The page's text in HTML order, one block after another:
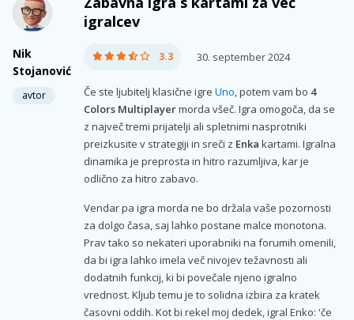
Nik
Stojanović
avtor
igralcev
3.3 30. september 2024
Če ste ljubitelj klasične igre Uno, potem vam bo 4
Colors Multiplayermorda všeč. Igra omogoča, da se
z največ tremi prijatelji ali spletnimi nasprotniki
preizkusite v strategiji in sreči z Enka kartami. Igralna
dinamika je preprosta in hitro razumljiva, kar je
odlično za hitro zabavo.
Vendar pa igra morda ne bo držala vaše pozornosti
za dolgo časa, saj lahko postane malce monotona.
Prav tako so nekateri uporabniki na forumih omenili,
da bi igra lahko imela več nivojev težavnosti ali
dodatnih funkcij, ki bi povečale njeno igralno
vrednost. Kljub temu je to solidna izbira za kratek
časovni oddih. Kot bi rekel moj dedek, igral Enko: 'če